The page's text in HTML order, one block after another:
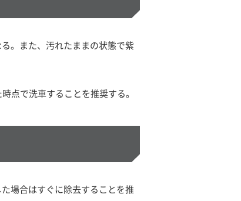
。また、汚れたままの状態で紫
点で洗車することを推奨する。
場合はすぐに除去することを推